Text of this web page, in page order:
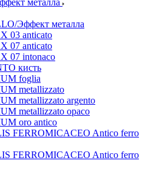
металла
Эффект металла
03 anticato
07 anticato
07 intonaco
кисть
foglia
metallizzato
metallizzato argento
metallizzato opaco
oro antico
FERROMICACEO Antico ferro
FERROMICACEO Antico ferro